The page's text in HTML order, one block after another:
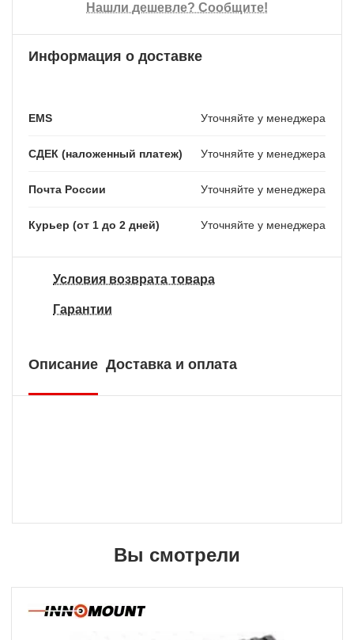
Нашли дешевле? Сообщите!
Информация о доставке
EMS Уточняйте у менеджера
СДЕК (наложенный платеж) Уточняйте у менеджера
Почта России Уточняйте у менеджера
Курьер (от 1 до 2 дней) Уточняйте у менеджера
Условия возврата товара
Гарантии
Описание Доставка и оплата
Вы смотрели